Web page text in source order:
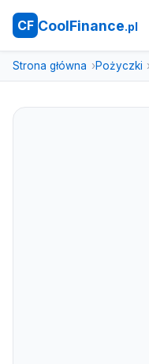
CF CoolFinance.pl
Strona główna Pożyczki